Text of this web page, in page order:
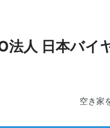
法人 日本バイ
空き家